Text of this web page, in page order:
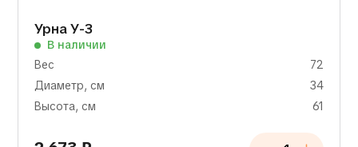
Урна У-3
В наличии
Вес
72
Диаметр, см
34
Высота, см
61